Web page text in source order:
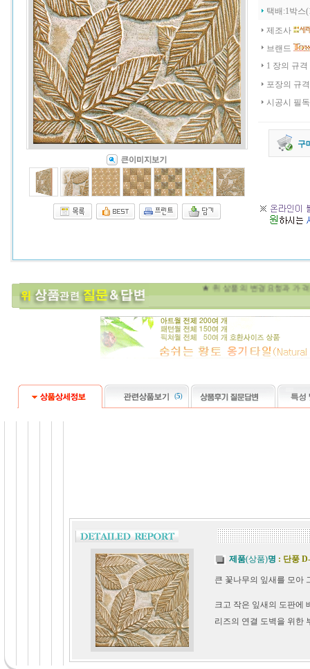
택배:1박스
제조사
브랜드
1 장의 규격
포장의 규격
시공시 필
구
★ 위 상품의 변경요청과 가격흥
(5)
제품(상품)명 : 단풍
큰 꽃나무의 잎새를 모아
크고 작은 잎새의 도판에
리즈의 연결 도벽을 위한